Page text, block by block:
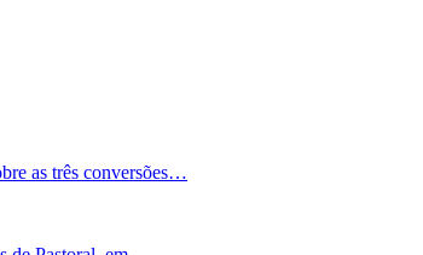
as três conversões…